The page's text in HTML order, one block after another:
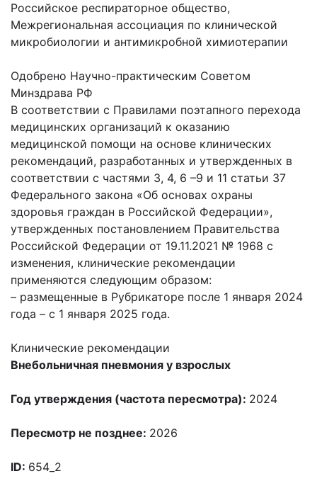
Российское респираторное общество,
Межрегиональная ассоциация по клинической
микробиологии и антимикробной химиотерапии
Одобрено Научно-практическим Советом
Минздрава РФ
В соответствии с Правилами поэтапного перехода
медицинских организаций к оказанию
медицинской помощи на основе клинических
рекомендаций, разработанных и утвержденных в
соответствии с частями 3, 4, 6 –9 и 11 статьи 37
Федерального закона «Об основах охраны
здоровья граждан в Российской Федерации»,
утвержденных постановлением Правительства
Российской Федерации от 19.11.2021 № 1968 с
изменения, клинические рекомендации
применяются следующим образом:
– размещенные в Рубрикаторе после 1 января 2024
года – с 1 января 2025 года.
Клинические рекомендации
Внебольничная пневмония у взрослых
Год утверждения (частота пересмотра): 2024
Пересмотр не позднее: 2026
ID: 654_2